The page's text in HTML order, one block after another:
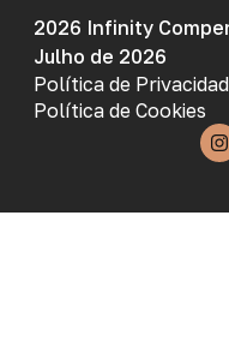
2026 Infinity
Julho de 2026
Política de
Política de Cookies